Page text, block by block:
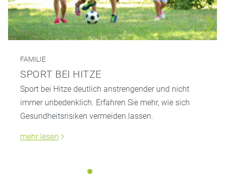
FAMILIE
SPORT BEI HITZE
Sport bei Hitze deutlich anstrengender und nicht
immer unbedenklich. Erfahren Sie mehr, wie sich
Gesundheitsrisiken vermeiden lassen.
mehr lesen